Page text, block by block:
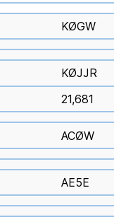
KØGW
KØJJR
21,681
ACØW
AE5E